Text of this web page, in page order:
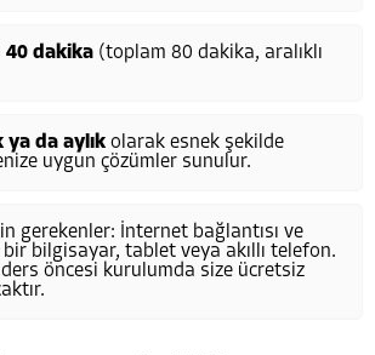
40 dakika (toplam 80 dakika, aralıklı
ya da aylık olarak esnek şekilde
uygun çözümler sunulur.
gerekenler: İnternet bağlantısı ve
bilgisayar, tablet veya akıllı telefon.
öncesi kurulumda size ücretsiz